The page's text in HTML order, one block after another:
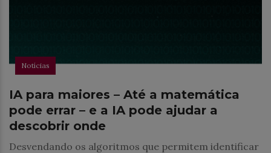
Notícias
IA para maiores – Até a matemática
pode errar – e a IA pode ajudar a
descobrir onde
Desvendando os algoritmos que permitem identificar